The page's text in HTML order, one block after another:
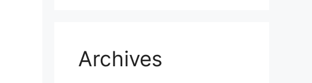
Archives